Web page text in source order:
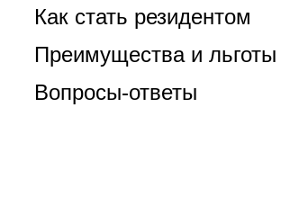
Как стать резидентом
Преимущества и льготы
Вопросы-ответы